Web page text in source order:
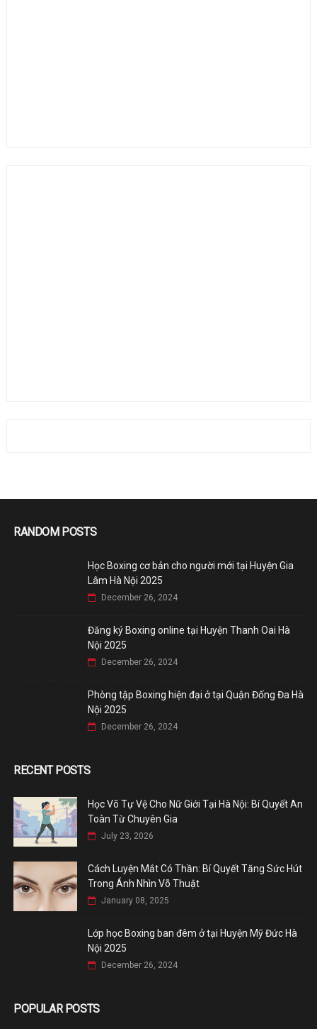
RANDOM POSTS
Học Boxing cơ bản cho người mới tại Huyện Gia
Lâm Hà Nội 2025
December 26, 2024
Đăng ký Boxing online tại Huyện Thanh Oai Hà
Nội 2025
December 26, 2024
Phòng tập Boxing hiện đại ở tại Quận Đống Đa Hà
Nội 2025
December 26, 2024
RECENT POSTS
Học Võ Tự Vệ Cho Nữ Giới Tại Hà Nội: Bí Quyết An
Toàn Từ Chuyên Gia
July 23, 2026
Cách Luyện Mắt Có Thần: Bí Quyết Tăng Sức Hút
Trong Ánh Nhìn Võ Thuật
January 08, 2025
Lớp học Boxing ban đêm ở tại Huyện Mỹ Đức Hà
Nội 2025
December 26, 2024
POPULAR POSTS